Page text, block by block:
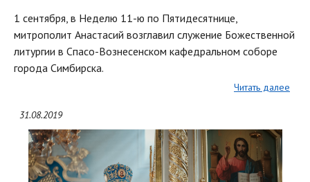
1 сентября, в Неделю 11-ю по Пятидесятнице,
митрополит Анастасий возглавил служение Божественной
литургии в Спасо-Вознесенском кафедральном соборе
города Симбирска.
Читать далее
31.08.2019